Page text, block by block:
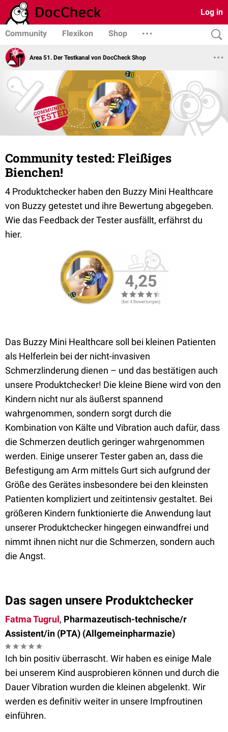
Log in
Community Flexikon Shop
Area 51. Der Testkanal von DocCheck Shop
Community tested: Fleißiges
Bienchen!
4 Produktchecker haben den Buzzy Mini Healthcare
von Buzzy getestet und ihre Bewertung abgegeben.
Wie das Feedback der Tester ausfällt, erfährst du
hier.
Das Buzzy Mini Healthcare soll bei kleinen Patienten
als Helferlein bei der nicht-invasiven
Schmerzlinderung dienen – und das bestätigen auch
unsere Produktchecker! Die kleine Biene wird von den
Kindern nicht nur als äußerst spannend
wahrgenommen, sondern sorgt durch die
Kombination von Kälte und Vibration auch dafür, dass
die Schmerzen deutlich geringer wahrgenommen
werden. Einige unserer Tester gaben an, dass die
Befestigung am Arm mittels Gurt sich aufgrund der
Größe des Gerätes insbesondere bei den kleinsten
Patienten kompliziert und zeitintensiv gestaltet. Bei
größeren Kindern funktionierte die Anwendung laut
unserer Produktchecker hingegen einwandfrei und
nimmt ihnen nicht nur die Schmerzen, sondern auch
die Angst.
Das sagen unsere Produktchecker
Fatma Tugrul, Pharmazeutisch-technische/r
Assistent/in (PTA) (Allgemeinpharmazie)
Ich bin positiv überrascht. Wir haben es einige Male
bei unserem Kind ausprobieren können und durch die
Dauer Vibration wurden die kleinen abgelenkt. Wir
werden es definitiv weiter in unsere Impfroutinen
einführen.